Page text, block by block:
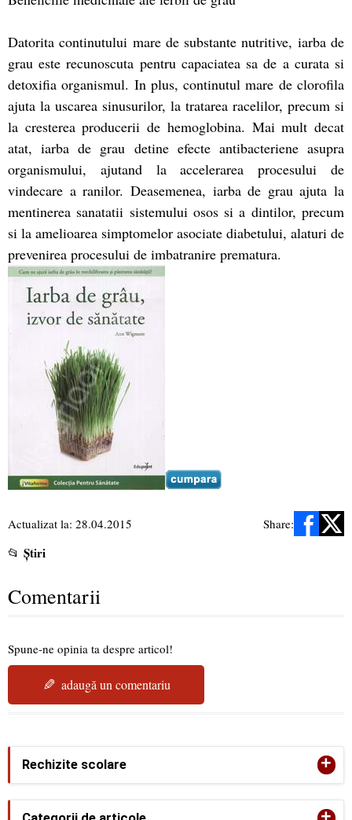
Datorita continutului mare de substante nutritive, iarba de
grau este recunoscuta pentru capaciatea sa de a curata si
detoxifia organismul. In plus, continutul mare de clorofila
ajuta la uscarea sinusurilor, la tratarea racelilor, precum si
la cresterea producerii de hemoglobina. Mai mult decat
atat, iarba de grau detine efecte antibacteriene asupra
organismului, ajutand la accelerarea procesului de
vindecare a ranilor. Deasemenea, iarba de grau ajuta la
mentinerea sanatatii sistemului osos si a dintilor, precum
si la amelioarea simptomelor asociate diabetului, alaturi de
prevenirea procesului de imbatranire prematura.
Actualizat la: 28.04.2015
Share:
📂 Știri
Comentarii
Spune-ne opinia ta despre articol!
✎ adaugă un comentariu
Rechizite scolare +